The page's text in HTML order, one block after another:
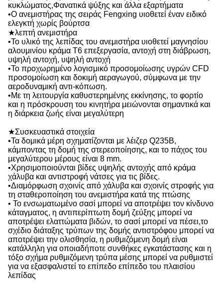
κυκλώματος,Φανατικά ψύξης και άλλα εξαρτήματα
•Ο ανεμιστήρας της σειράς Fengxing υιοθετεί έναν ειδικό
ελεγκτή χωρίς βούρτσα
★λεπτή ανεμιστήρα
•Το υλικό της λεπίδας του ανεμιστήρα υιοθετεί μαγνησίου
αλουμινίου κράμα T6 επεξεργασία, αντοχή στη διάβρωση,
υψηλή αντοχή, υψηλή αντοχή
•Το προχωρημένο λογισμικό προσομοίωσης υγρών CFD
προσομοίωση και δοκιμή αεραγωγού, σύμφωνα με την
αεροδυναμική αντι-κόπωση.
•Με τη λειτουργία καθυστερημένης εκκίνησης, το φορτίο
και η πρόσκρουση του κινητήρα μειώνονται σημαντικά και
η διάρκεια ζωής είναι μεγαλύτερη
★Συσκευαστικά στοιχεία
•Τα δομικά μέρη σχηματίζονται με λέιζερ Q235B,
κάμποντας τη δομή της στερεοποίησης, και το πάχος του
μεγαλύτερου μέρους είναι 8 mm.
•Χρησιμοποιούνται βίδες υψηλής αντοχής από κράμα
χάλυβα και αντιστροφή νάτσες για τις βίδες.
•Διαμόρφωση σχοινίς από χάλυβα και σχοινίς στροφής για
τη σταθεροποίηση του ανεμιστήρα κατά της πτώσης
• Το ενσωματωμένο σασί μπορεί να αποτρέψει τον κίνδυνο
κάταγματος, η αντιπερίπτωτη δομή ζεύξης μπορεί να
αποτρέψει ελαττώματα βιδών, το σασί μπορεί να πέσει,το
σχέδιο διάταξης τρύπων της δομής αντιστρόφου μπορεί να
αποτρέψει την ολισθησία, η ρυθμιζόμενη δομή είναι
κατάλληλη για οποιαδήποτε συνθήκες εγκατάστασης και η
τόξο σχήμα ρυθμιζόμενη τρύπα μέσης μπορεί να ρυθμιστεί
για να εξασφαλιστεί το επίπεδο επίπεδο του πλαισίου
λεπίδας